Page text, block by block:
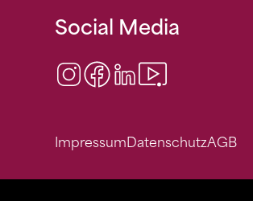
Social Media
Instagram
Facebook
LinkedIn
ImpressumDatenschutzAGB